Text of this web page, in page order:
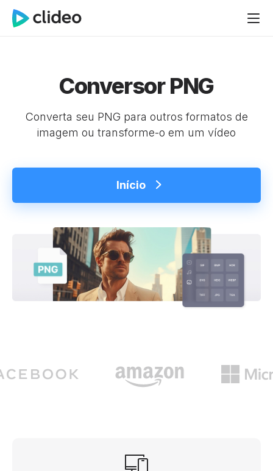
Conversor PNG
Converta seu PNG para outros formatos de
imagem ou transforme-o em um vídeo
Início